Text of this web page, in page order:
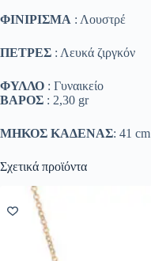
ΦΙΝΙΡΙΣΜΑ : Λουστρέ
ΠΕΤΡΕΣ : Λευκά ζιργκόν
ΦΥΛΛΟ : Γυναικείο
ΒΑΡΟΣ : 2,30 gr
ΜΗΚΟΣ ΚΑΔΕΝΑΣ: 41 cm
Σχετικά προϊόντα